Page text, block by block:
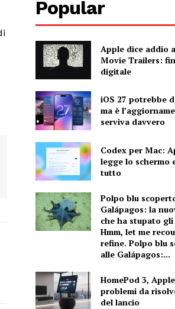
Popular
Apple dice addio
Movie Trailers:
digitale
iOS 27 potrebbe
ma è
serviva davvero
Codex per Mac:
legge lo schermo
tutto
Polpo blu
Galápagos: la
che ha stupato
Hmm, let me
refine. Polpo blu
alle Galápagos:...
HomePod 3,
problemi da
del lancio